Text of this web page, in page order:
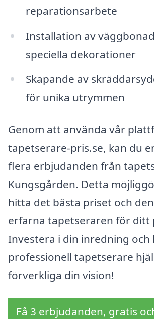
reparationsarbete
Installation av
speciella dekorationer
Skapande av
för unika utrymmen
Genom att använda vår
tapetserare-pris.se, kan du
flera erbjudanden från
Kungsgården. Detta
hitta det bästa priset och
erfarna tapetseraren för ditt
Investera i din inredning och
professionell tapetserare
förverkliga din vision!
Få 3 erbjudanden, gratis